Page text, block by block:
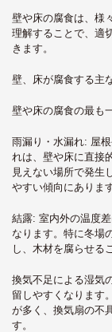
壁や床の腐食は、様
理解することで、適
きます。
壁、床が腐食する主
壁や床の腐食の最も
雨漏り・水漏れ: 屋
れは、壁や床に直接
見えない場所で発生
やすい傾向にあります
結露: 室内外の温度
なります。特に冬場
し、木材を腐らせる
換気不足による湿気
留しやすくなります
が多く、換気扇の不
す。